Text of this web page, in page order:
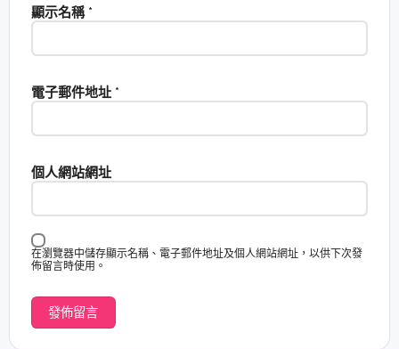
顯示名稱 *
電子郵件地址 *
個人網站網址
在瀏覽器中儲存顯示名稱、電子郵件地址及個人網站網址，以供下次發
佈留言時使用。